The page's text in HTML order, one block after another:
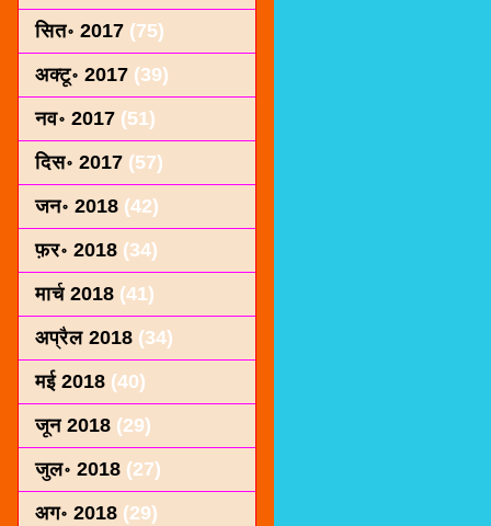
सित॰ 2017 (75)
अक्टू॰ 2017 (39)
नव॰ 2017 (51)
दिस॰ 2017 (57)
जन॰ 2018 (42)
फ़र॰ 2018 (34)
मार्च 2018 (41)
अप्रैल 2018 (34)
मई 2018 (40)
जून 2018 (29)
जुल॰ 2018 (27)
अग॰ 2018 (29)